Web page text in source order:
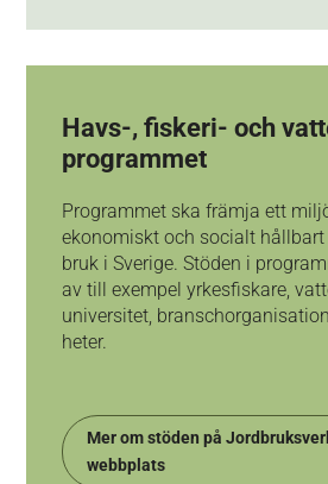
Havs-, fiskeri- och
programmet
Programmet ska främja ett
ekonomiskt och socialt
bruk i Sverige. Stöden i
av till exempel yrkes­fiskare,
universitet,
heter.
Mer om stöden på
webbplats